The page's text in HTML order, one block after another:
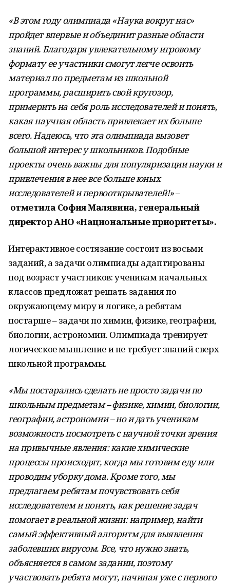
«В этом году олимпиада «Наука вокруг нас»
пройдет впервые и объединит разные области
знаний. Благодаря увлекательному игровому
формату ее участники смогут легче освоить
материал по предметам из школьной
программы, расширить свой кругозор,
примерить на себя роль исследователей и понять,
какая научная область привлекает их больше
всего. Надеюсь, что эта олимпиада вызовет
большой интерес у школьников. Подобные
проекты очень важны для популяризации науки и
привлечения в нее все больше юных
исследователей и первооткрывателей!»–
отметила София Малявина, генеральный
директор АНО «Национальные приоритеты».
Интерактивное состязание состоит из восьми
заданий, а задачи олимпиады адаптированы
под возраст участников: ученикам начальных
классов предложат решать задания по
окружающему миру и логике, а ребятам
постарше – задачи по химии, физике, географии,
биологии, астрономии. Олимпиада тренирует
логическое мышление и не требует знаний сверх
школьной программы.
«Мы постарались сделать не просто задачи по
школьным предметам – физике, химии, биологии,
географии, астрономии – но и дать ученикам
возможность посмотреть с научной точки зрения
на привычные явления: какие химические
процессы происходят, когда мы готовим еду или
проводим уборку дома. Кроме того, мы
предлагаем ребятам почувствовать себя
исследователем и понять, как решение задач
помогает в реальной жизни: например, найти
самый эффективный алгоритм для выявления
заболевших вирусом. Все, что нужно знать,
объясняется в самом задании, поэтому
участвовать ребята могут, начиная уже с первого